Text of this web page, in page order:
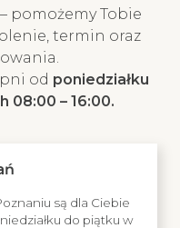
pomożemy Tobie
termin oraz
od poniedziałku
08:00 – 16:00.
są dla Ciebie
do piątku w